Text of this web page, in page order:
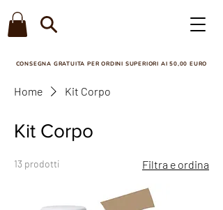
CONSEGNA GRATUITA PER ORDINI SUPERIORI AI 50,00 EURO​
Home Kit Corpo
Kit Corpo
13 prodotti Filtra e ordina